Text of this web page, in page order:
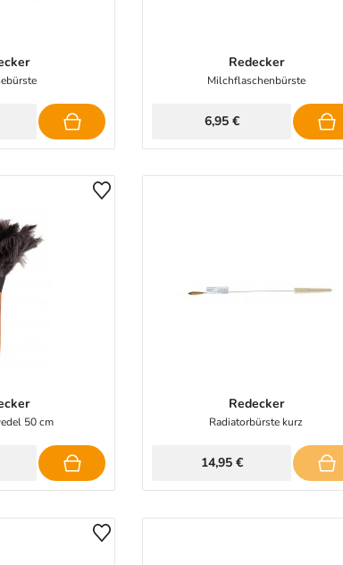
Redecker
Milchflaschenbürste
6,95 €
50 cm
Redecker
Radiatorbürste kurz
14,95 €